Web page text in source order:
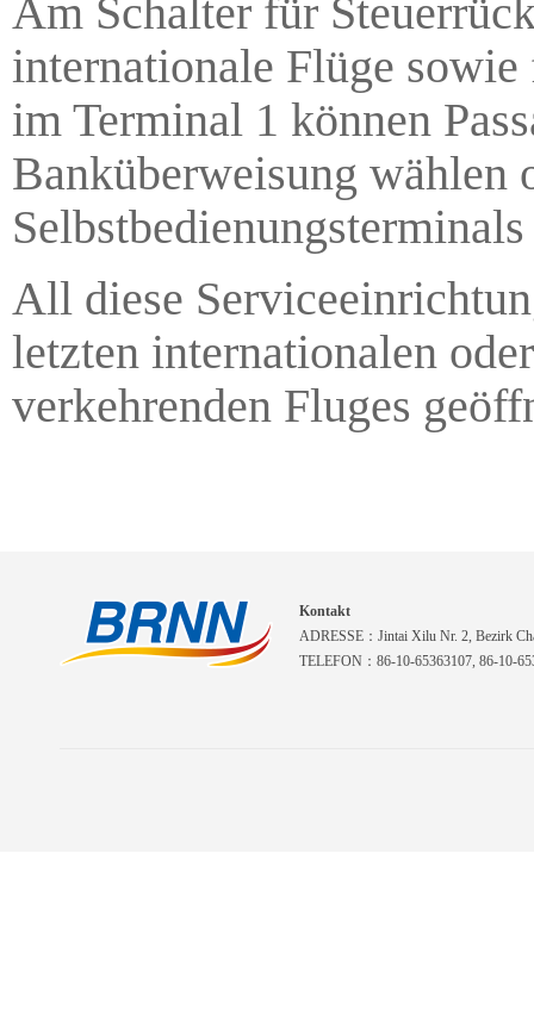
Am Schalter für
internationale Flüge
im Terminal 1 können
Banküberweisung wählen
All diese
letzten internationalen
verkehrenden Fluges
Kontakt
ADRESSE：Jintai Xilu Nr. 2, Bezirk
TELEFON：86-10-65363107, 86-10-